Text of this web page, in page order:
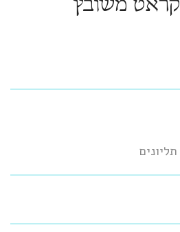
תליונים